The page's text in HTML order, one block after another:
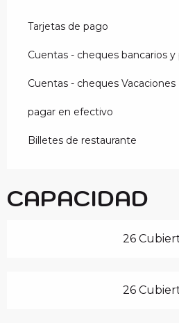
Tarjetas de pago
Cuentas - cheques bancarios y
Cuentas - cheques Vacaciones
pagar en efectivo
Billetes de restaurante
CAPACIDAD
26
26